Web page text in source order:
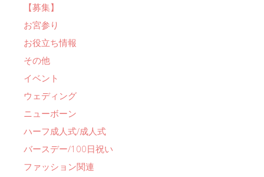
【募集】
お宮参り
お役立ち情報
その他
イベント
ウェディング
ニューボーン
ハーフ成人式/成人式
バースデー/100日祝い
ファッション関連